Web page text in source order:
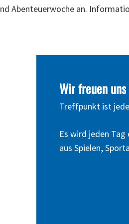
Abenteuerwoche an.
Wirfreuenuns
Treffpunkt ist
Es wird jeden
aus Spielen,